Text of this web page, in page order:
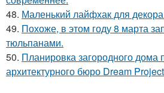
48. Маленький лайфхак для
49. Похоже, в этом году 8 марта
тюльпанами.
50. Планировка загородного дома
архитектурного бюро Dream